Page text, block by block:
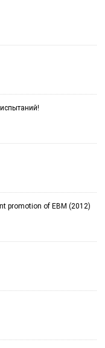
promotion of EBM (2012)